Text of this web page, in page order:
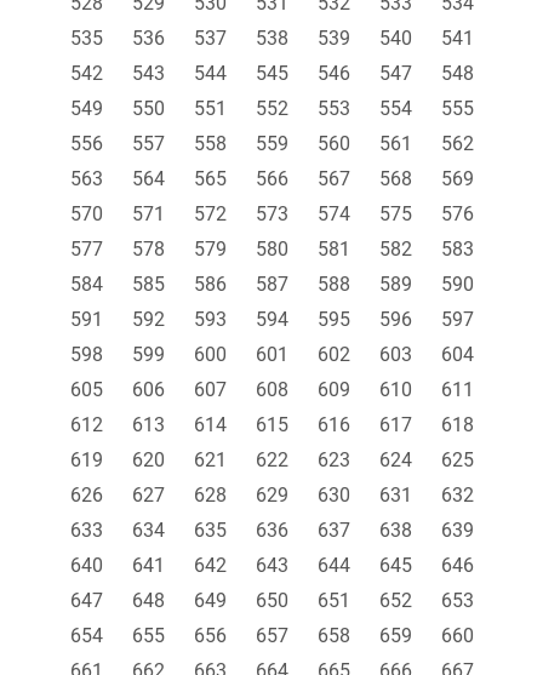
535
536 537 538 539 540
541
542
543 544 545 546 547
548
549
550 551 552 553 554
555
556
557 558 559 560 561
562
563
564 565 566 567 568
569
570
571 572 573 574 575
576
577
578 579 580 581 582
583
584
585 586 587 588 589
590
591
592 593 594 595 596
597
598
599 600 601 602 603
604
605
606 607 608 609 610
611
612
613 614 615 616 617
618
619
620 621 622 623 624
625
626
627 628 629 630 631
632
633
634 635 636 637 638
639
640
641 642 643 644 645
646
647
648 649 650 651 652
653
654
655 656 657 658 659
660